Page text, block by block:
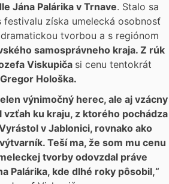
Jána Palárika v Trnave. Stalo sa
získa umelecká osobnosť
tvorbou a s regiónom
samosprávneho kraja. Z rúk
Viskupiča si cenu tentokrát
Hološka.
výnimočný herec, ale aj vzácny
ku kraju, z ktorého pochádza
v Jablonici, rovnako ako
Teší ma, že som mu cenu
tvorby odovzdal práve
Palárika, kde dlhé roky pôsobil,“